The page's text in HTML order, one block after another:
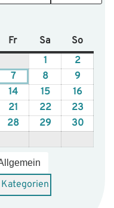
FrFreitag
Sa Samstag
So
1
August,
2026
22.
2026
77.
August,
2026
88.
August,
2026
9
August,
2026
1414.
August,
2026
1515.
August,
2026
1616.
2026
21
August,
2222.
August,
2323.
2828.
29 3030.